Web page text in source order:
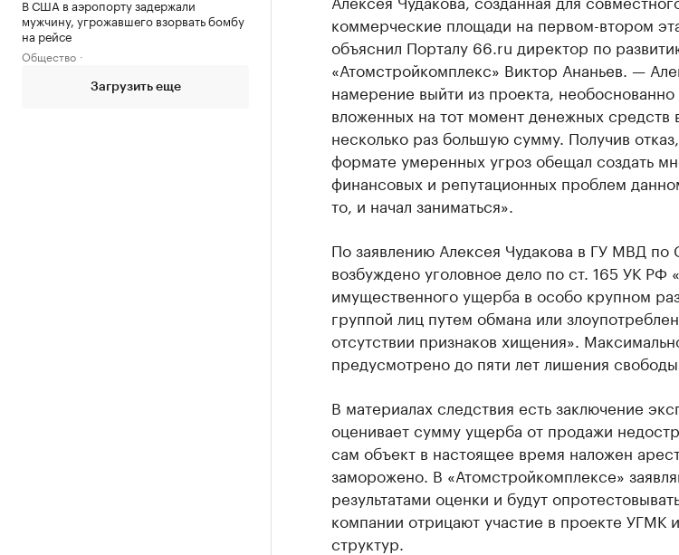
В США в аэропорту задержали
мужчину, угрожавшего взорвать бомбу
на рейсе
Общество
Загрузить еще
коммерческие площади на первом-втором
объяснил Порталу 66.ru директор по
«Атомстройкомплекс» Виктор Ананьев. —
намерение выйти из проекта,
вложенных на тот момент денежных средств
несколько раз большую сумму. Получив
формате умеренных угроз обещал создать
финансовых и репутационных проблем
то, и начал заниматься».
По заявлению Алексея Чудакова в ГУ МВД по
возбуждено уголовное дело по ст. 165 УК РФ
имущественного ущерба в особо крупном
группой лиц путем обмана или
отсутствии признаков хищения».
предусмотрено до пяти лет лишения свободы.
В материалах следствия есть заключение
оценивает сумму ущерба от продажи
сам объект в настоящее время наложен
заморожено. В «Атомстройкомплексе»
результатами оценки и будут
компании отрицают участие в проекте УГМК
структур.